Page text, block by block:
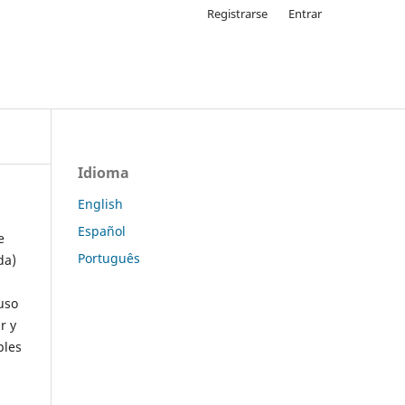
Registrarse Entrar
y
Idioma
English
Español
Português